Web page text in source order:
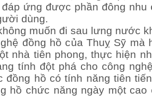
ứng được phần đông nhu
dùng.
muốn đi sau lưng nước
đồng hồ của Thuỵ Sỹ mà
nhà tiên phong, thực hiện
tính đột phá cho công
đồng hồ có tính năng tiên
hồ chức năng ngày một